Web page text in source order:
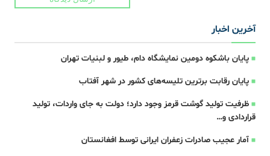
آخرین اخبار
پایان باشکوه دومین نمایشگاه دام، طیور و لبنیات تهران
پایان رقابت برترین تلیسه‌های کشور در شهر آفتاب
ظرفیت تولید گوشت قرمز وجود دارد؛ دولت به جای واردات، تولید
قراردادی و…
آمار عجیب صادرات زعفران ایرانی توسط افغانستان